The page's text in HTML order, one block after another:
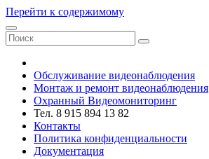
Перейти к содержимому
Обслуживание видеонаблюдения
Монтаж и ремонт видеонаблюдения
Охранный Видеомониторинг
Тел. 8 915 894 13 82
Контакты
Политика конфиденциальности
Документация